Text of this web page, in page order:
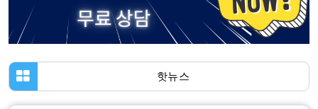
핫뉴스